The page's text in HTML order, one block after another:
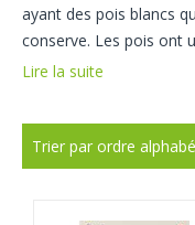
ayant des pois blancs
conserve. Les pois ont
Lire la suite
Trier par ordre